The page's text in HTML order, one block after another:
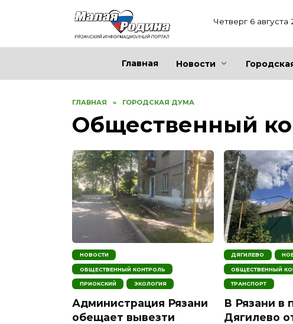
Четверг 6 августа
Главная Новости
ГЛАВНАЯ » ГОРОДСКАЯ ДУМА
Общественный
НОВОСТИ
ОБЩЕСТВЕННЫЙ КОНТРОЛЬ
ПРИОКСКИЙ ЭКОЛОГИЯ
Администрация Рязани
обещает вывезти
ДЯГИЛЕВО
ОБЩЕСТВЕННЫЙ
ТРАНСПОРТ
В Рязани в
Дягилево